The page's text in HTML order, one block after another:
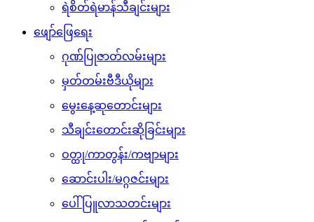
ရဲစိတ်ရဲမာန်သီချင်းများ
ဖျော်ဖြေရေး
ဂုဏ်ပြုဇာတ်လမ်းများ
မှတ်တမ်းဗီဒီယိုများ
မွေးနေ့ဆုတောင်းများ
သီချင်းတောင်းဆိုခြင်းများ
ဝတ္ထု/ကာတွန်း/ကဗျာများ
ဆောင်းပါး/မဂ္ဂဇင်းများ
ပေါ်ပြူလာသတင်းများ